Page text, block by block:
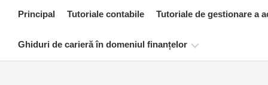
Principal Tutoriale contabile Tutoriale de gestionare a
Ghiduri de carieră în domeniul finanțelor